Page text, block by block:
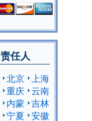
责任人
北京
上海
重庆 云南
内蒙 吉林
宁夏 安徽